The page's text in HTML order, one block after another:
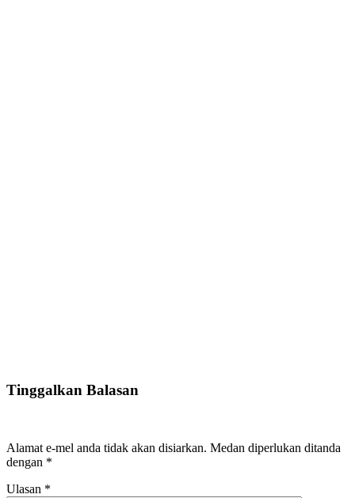
Tinggalkan Balasan
Alamat e-mel anda tidak akan disiarkan. Medan diperlukan ditanda
dengan *
Ulasan *